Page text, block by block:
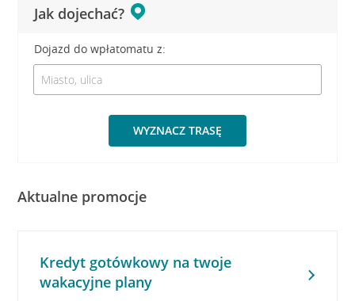
Jak dojechać?
Dojazd do wpłatomatu z:
WYZNACZ TRASĘ
Aktualne promocje
Kredyt gotówkowy na twoje
wakacyjne plany